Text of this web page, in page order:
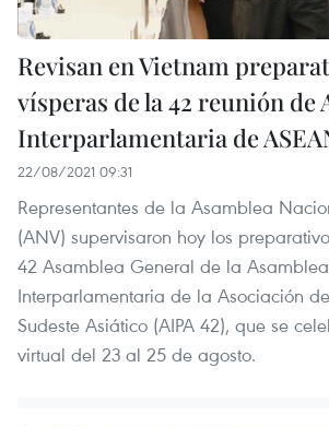
Revisan en Vietnam
vísperas de la 42 reunión de
Interparlamentaria de
22/08/2021 09:31
Representantes de la Asamblea
(ANV) supervisaron hoy los
42 Asamblea General de la Asamblea
Interparlamentaria de la Asociación
Sudeste Asiático (AIPA 42), que se
virtual del 23 al 25 de agosto.